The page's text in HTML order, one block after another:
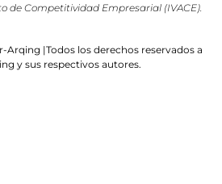
de Competitividad Empresarial (IVACE).
|Todos los derechos reservados a
y sus respectivos autores.